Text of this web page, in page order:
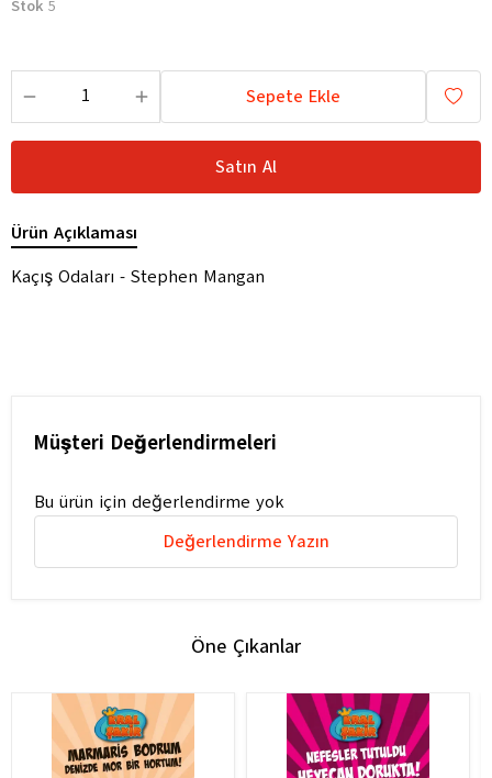
Stok 5
Sepete Ekle
Satın Al
Ürün Açıklaması
Kaçış Odaları - Stephen Mangan
Müşteri Değerlendirmeleri
Bu ürün için değerlendirme yok
Değerlendirme Yazın
Öne Çıkanlar